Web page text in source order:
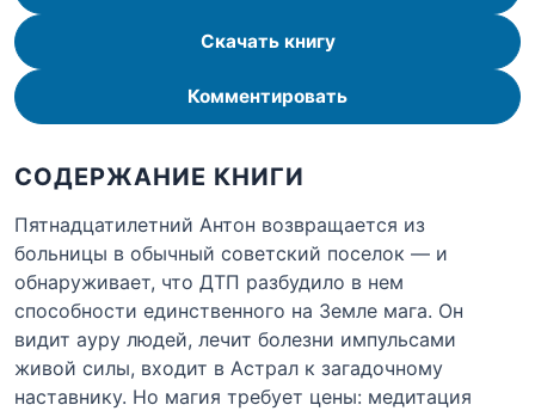
Скачать книгу
Комментировать
СОДЕРЖАНИЕ КНИГИ
Пятнадцатилетний Антон возвращается из
больницы в обычный советский поселок — и
обнаруживает, что ДТП разбудило в нем
способности единственного на Земле мага. Он
видит ауру людей, лечит болезни импульсами
живой силы, входит в Астрал к загадочному
наставнику. Но магия требует цены: медитация